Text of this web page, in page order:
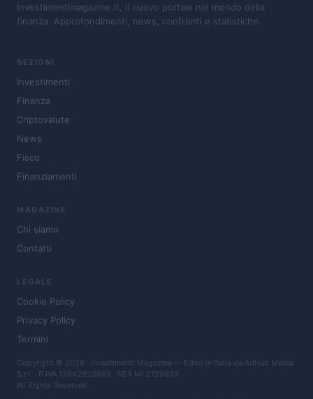
Investimentimagazine.it, il nuovo portale nel mondo della
finanza. Approfondimenti, news, confronti e statistiche.
SEZIONI
Investimenti
Finanza
Criptovalute
News
Fisco
Finanziamenti
MAGAZINE
Chi siamo
Contatti
LEGALE
Cookie Policy
Privacy Policy
Termini
Copyright © 2026 · Investimenti Magazine — Edito in Italia da AdHub Media
S.r.l. · P.IVA 13542920965 · REA MI 2729933
All Rights Reserved